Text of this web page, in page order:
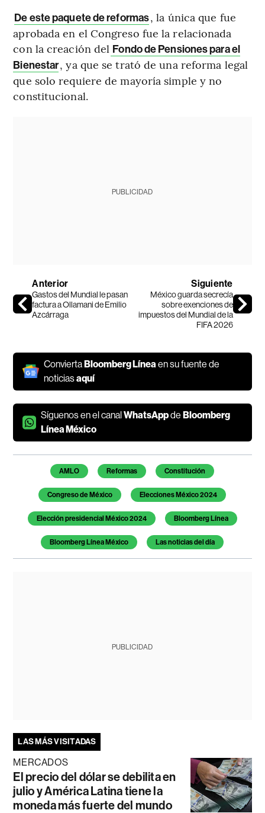
De este paquete de reformas, la única que fue
aprobada en el Congreso fue la relacionada
con la creación del Fondo de Pensiones para el
Bienestar, ya que se trató de una reforma legal
que solo requiere de mayoría simple y no
constitucional.
PUBLICIDAD
Anterior
Gastos del Mundial le pasan
factura a Ollamani de Emilio
Azcárraga
Siguiente
México guarda secrecía
sobre exenciones de
impuestos del Mundial de la
FIFA 2026
ConviertaBloomberg Línea en su fuente de
noticiasaquí
Síguenos en el canalWhatsAppdeBloomberg
Línea México
Temas de este artículo
AMLO Reformas Constitución
Congreso de México Elecciones México 2024
Elección presidencial México 2024 Bloomberg Línea
Bloomberg Línea México Las noticias del día
PUBLICIDAD
LAS MÁS VISITADAS
MERCADOS
El precio del dólar se debilita en
julio y América Latina tiene la
moneda más fuerte del mundo